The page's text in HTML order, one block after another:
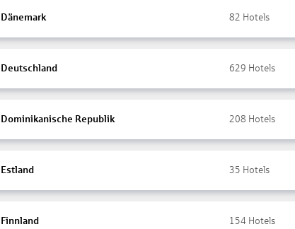
Dänemark 82 Hotels
Deutschland 629 Hotels
Dominikanische Republik 208 Hotels
Estland 35 Hotels
Finnland 154 Hotels